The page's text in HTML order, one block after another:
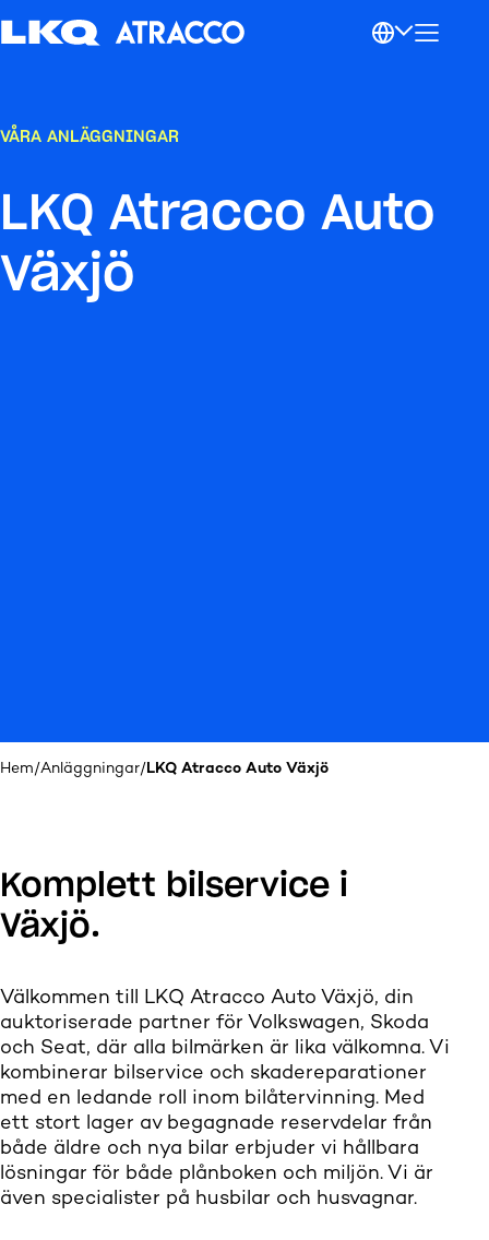
VÅRA ANLÄGGNINGAR
LKQ Atracco Auto
Växjö
Hem/Anläggningar/LKQ Atracco Auto Växjö
Komplett bilservice i
Växjö.
Välkommen till LKQ Atracco Auto Växjö, din
auktoriserade partner för Volkswagen, Skoda
och Seat, där alla bilmärken är lika välkomna. Vi
kombinerar bilservice och skadereparationer
med en ledande roll inom bilåtervinning. Med
ett stort lager av begagnade reservdelar från
både äldre och nya bilar erbjuder vi hållbara
lösningar för både plånboken och miljön. Vi är
även specialister på husbilar och husvagnar.